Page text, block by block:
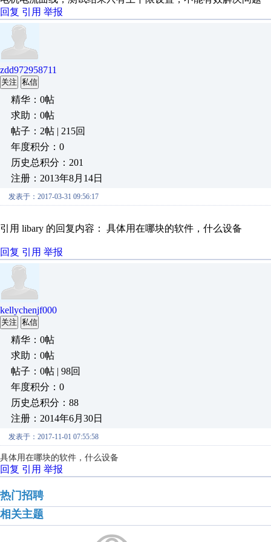
回复 引用 举报
zdd972958711
关注 私信
精华：0帖
求助：0帖
帖子：2帖 | 215回
年度积分：0
历史总积分：201
注册：2013年8月14日
发表于：2017-03-31 09:56:17
引用 libary 的回复内容： 具体用在哪块的软件，什么设备
回复 引用 举报
kellychenjf000
关注 私信
精华：0帖
求助：0帖
帖子：0帖 | 98回
年度积分：0
历史总积分：88
注册：2014年6月30日
发表于：2017-11-01 07:55:58
具体用在哪块的软件，什么设备
回复 引用 举报
热门招聘
相关主题